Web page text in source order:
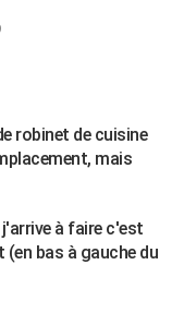
robinet de cuisine
mais
à faire c'est
bas à gauche du